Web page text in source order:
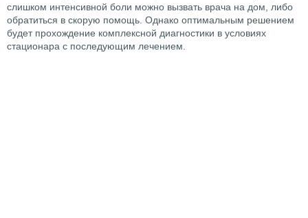
слишком интенсивной боли можно вызвать врача на дом, либо
обратиться в скорую помощь. Однако оптимальным решением
будет прохождение комплексной диагностики в условиях
стационара с последующим лечением.